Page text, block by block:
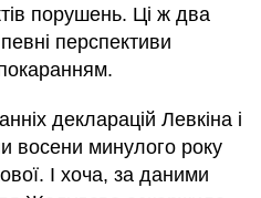
порушень. Ці ж два
перспективи
декларацій Левкіна і
восени минулого року
І хоча, за даними